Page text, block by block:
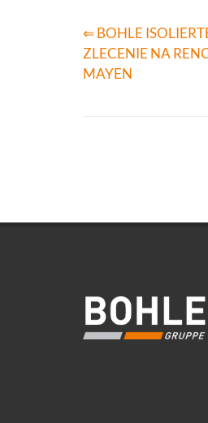
⇐ BOHLE
ZLECENIE NA
MAYEN